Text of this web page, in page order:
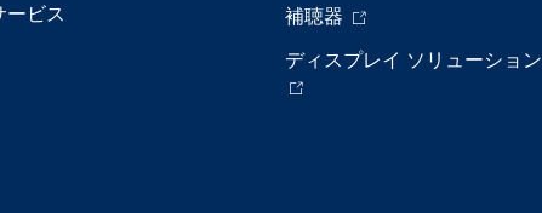
ービス
補聴器
ディスプレイ ソリューション